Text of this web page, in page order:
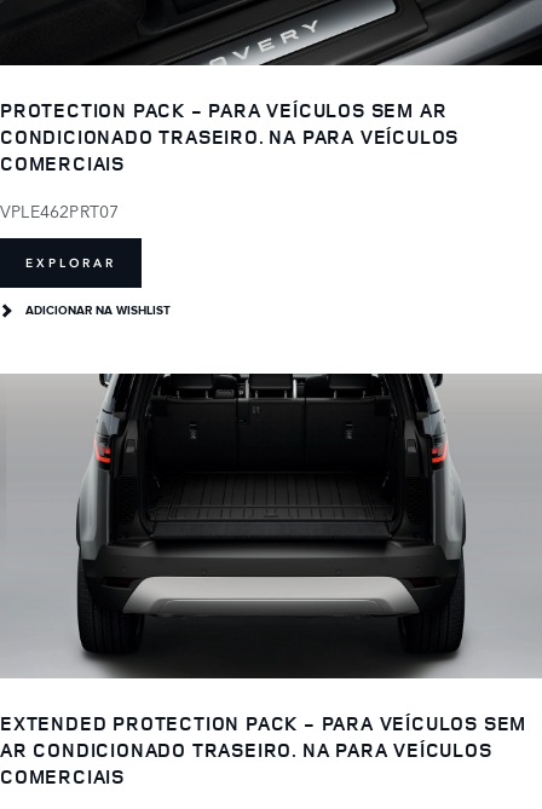
PROTECTION PACK - PARA VEÍCULOS SEM AR
CONDICIONADO TRASEIRO. NA PARA VEÍCULOS
COMERCIAIS
VPLE462PRT07
EXPLORAR
ADICIONAR NA WISHLIST
EXTENDED PROTECTION PACK - PARA VEÍCULOS SEM
AR CONDICIONADO TRASEIRO. NA PARA VEÍCULOS
COMERCIAIS